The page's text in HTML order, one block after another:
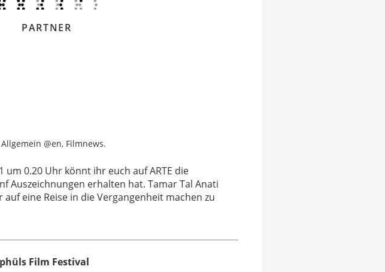
PARTNER
Allgemein @en, Filmnews.
0.20 Uhr könnt ihr euch auf ARTE die
Auszeichnungen erhalten hat. Tamar Tal Anati
eine Reise in die Vergangenheit machen zu
Film Festival